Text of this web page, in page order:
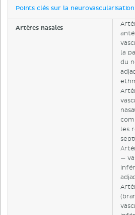
Points clés sur la
Artères nasales
la
du
les
—